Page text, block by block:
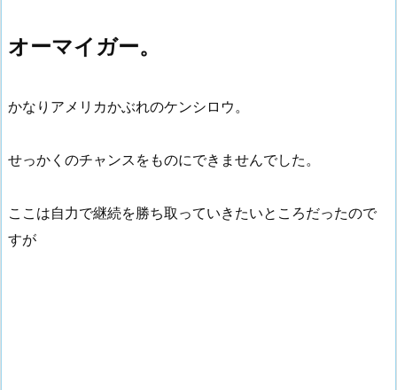
オーマイガー。
かなりアメリカかぶれのケンシロウ。
せっかくのチャンスをものにできませんでした。
ここは自力で継続を勝ち取っていきたいところだったので
すが